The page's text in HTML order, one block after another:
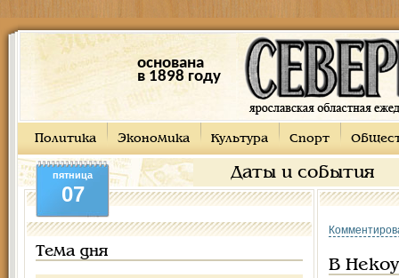
основана
в 1898 году
Политика Экономика Культура Спорт
Даты и события
пятница
07
Тема дня
В